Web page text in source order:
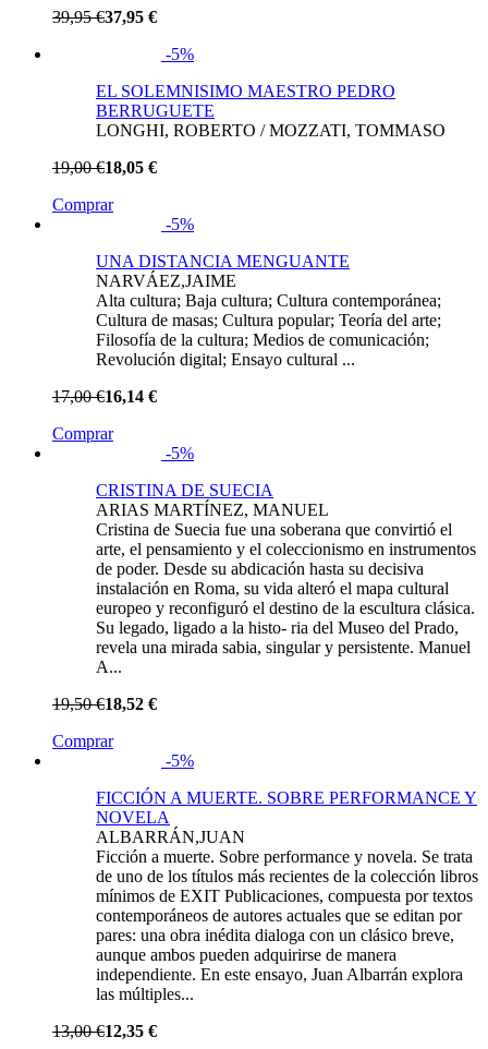
39,95 €37,95 €
-5%
EL SOLEMNISIMO MAESTRO PEDRO
BERRUGUETE
LONGHI, ROBERTO / MOZZATI, TOMMASO
19,00 €18,05 €
Comprar
-5%
UNA DISTANCIA MENGUANTE
NARVÁEZ,JAIME
Alta cultura; Baja cultura; Cultura contemporánea;
Cultura de masas; Cultura popular; Teoría del arte;
Filosofía de la cultura; Medios de comunicación;
Revolución digital; Ensayo cultural ...
17,00 €16,14 €
Comprar
-5%
CRISTINA DE SUECIA
ARIAS MARTÍNEZ, MANUEL
Cristina de Suecia fue una soberana que convirtió el
arte, el pensamiento y el coleccionismo en instrumentos
de poder. Desde su abdicación hasta su decisiva
instalación en Roma, su vida alteró el mapa cultural
europeo y reconfiguró el destino de la escultura clásica.
Su legado, ligado a la histo- ria del Museo del Prado,
revela una mirada sabia, singular y persistente. Manuel
A...
19,50 €18,52 €
Comprar
-5%
FICCIÓN A MUERTE. SOBRE PERFORMANCE Y
NOVELA
ALBARRÁN,JUAN
Ficción a muerte. Sobre performance y novela. Se trata
de uno de los títulos más recientes de la colección libros
mínimos de EXIT Publicaciones, compuesta por textos
contemporáneos de autores actuales que se editan por
pares: una obra inédita dialoga con un clásico breve,
aunque ambos pueden adquirirse de manera
independiente. En este ensayo, Juan Albarrán explora
las múltiples...
13,00 €12,35 €